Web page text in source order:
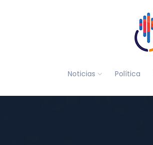
Noticias Política